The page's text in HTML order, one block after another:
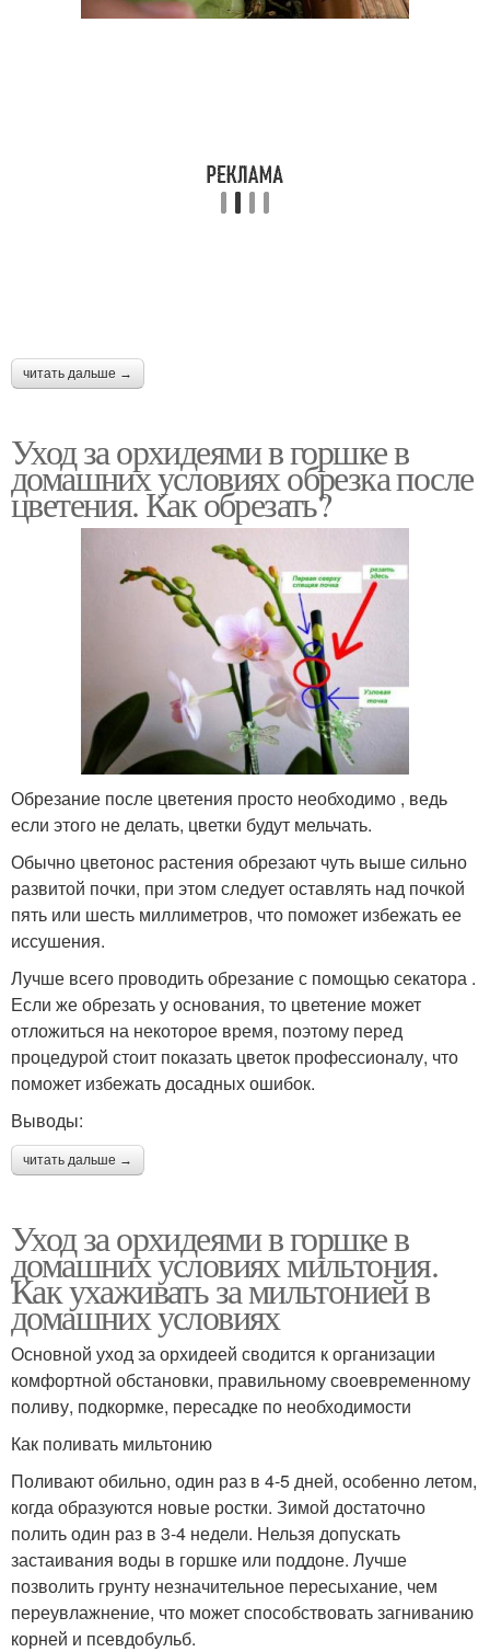
читать дальше →
Уход за орхидеями в горшке в
домашних условиях обрезка после
цветения. Как обрезать?
Обрезание после цветения просто необходимо , ведь
если этого не делать, цветки будут мельчать.
Обычно цветонос растения обрезают чуть выше сильно
развитой почки, при этом следует оставлять над почкой
пять или шесть миллиметров, что поможет избежать ее
иссушения.
Лучше всего проводить обрезание с помощью секатора .
Если же обрезать у основания, то цветение может
отложиться на некоторое время, поэтому перед
процедурой стоит показать цветок профессионалу, что
поможет избежать досадных ошибок.
Выводы:
читать дальше →
Уход за орхидеями в горшке в
домашних условиях мильтония.
Как ухаживать за мильтонией в
домашних условиях
Основной уход за орхидеей сводится к организации
комфортной обстановки, правильному своевременному
поливу, подкормке, пересадке по необходимости
Как поливать мильтонию
Поливают обильно, один раз в 4-5 дней, особенно летом,
когда образуются новые ростки. Зимой достаточно
полить один раз в 3-4 недели. Нельзя допускать
застаивания воды в горшке или поддоне. Лучше
позволить грунту незначительное пересыхание, чем
переувлажнение, что может способствовать загниванию
корней и псевдобульб.